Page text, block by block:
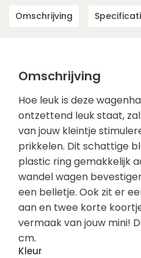
Omschrijving
Omschrijving
Hoe leuk is deze
ontzettend leuk staat,
van jouw kleintje
prikkelen. Dit schattige
plastic ring gemakkelijk
wandel wagen
een belletje. Ook zit er
aan en twee korte
vermaak van jouw mini!
cm.
Kleur